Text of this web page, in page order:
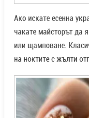
Ако искате есенна
чакате майсторът да
или щамповане.
на ноктите с жълти